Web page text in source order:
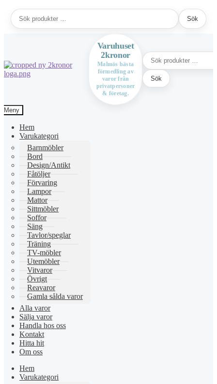
Sök
efter:
Sök
Hoppa
Hoppa
Varuhuset
2kronor
Malmös bästa
förmedling av
varor från
privatpersoner
& företag.
Sök
efter:
Sök
Meny
Hem
Varukategori
Barnmöbler
Bord
Design/Antikt
Fåtöljer
Förvaring
Lampor
Mattor
Sittmöbler
Soffor
Säng
Tavlor/speglar
Träning
TV-möbler
Utemöbler
Vitvaror
Övrigt
Reavaror
Gamla sålda varor
Alla varor
Sälja varor
Handla hos oss
Kontakt
Hitta hit
Om oss
Hem
Varukategori